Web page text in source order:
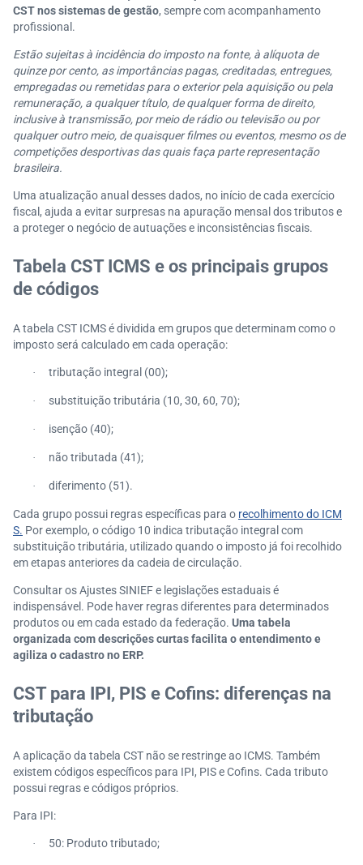
CST nos sistemas de gestão, sempre com acompanhamento
profissional.
Estão sujeitas à incidência do imposto na fonte, à alíquota de
quinze por cento, as importâncias pagas, creditadas, entregues,
empregadas ou remetidas para o exterior pela aquisição ou pela
remuneração, a qualquer título, de qualquer forma de direito,
inclusive à transmissão, por meio de rádio ou televisão ou por
qualquer outro meio, de quaisquer filmes ou eventos, mesmo os de
competições desportivas das quais faça parte representação
brasileira.
Uma atualização anual desses dados, no início de cada exercício
fiscal, ajuda a evitar surpresas na apuração mensal dos tributos e
a proteger o negócio de autuações e inconsistências fiscais.
Tabela CST ICMS e os principais grupos
de códigos
A tabela CST ICMS é dividida em grupos que determinam como o
imposto será calculado em cada operação:
· tributação integral (00);
· substituição tributária (10, 30, 60, 70);
· isenção (40);
· não tributada (41);
· diferimento (51).
Cada grupo possui regras específicas para o recolhimento do ICM
S. Por exemplo, o código 10 indica tributação integral com
substituição tributária, utilizado quando o imposto já foi recolhido
em etapas anteriores da cadeia de circulação.
Consultar os Ajustes SINIEF e legislações estaduais é
indispensável. Pode haver regras diferentes para determinados
produtos ou em cada estado da federação. Uma tabela
organizada com descrições curtas facilita o entendimento e
agiliza o cadastro no ERP.
CST para IPI, PIS e Cofins: diferenças na
tributação
A aplicação da tabela CST não se restringe ao ICMS. Também
existem códigos específicos para IPI, PIS e Cofins. Cada tributo
possui regras e códigos próprios.
Para IPI:
· 50: Produto tributado;